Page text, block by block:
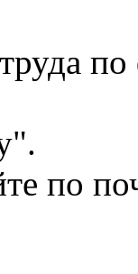
по